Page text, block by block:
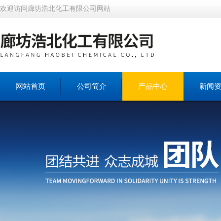
欢迎访问廊坊浩北化工有限公司网站
网站首页 公司简介 产品中心 新闻